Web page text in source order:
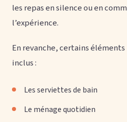
les repas en silence ou en
l’expérience.
En revanche, certains
inclus :
Les serviettes de bain
Le ménage quotidien